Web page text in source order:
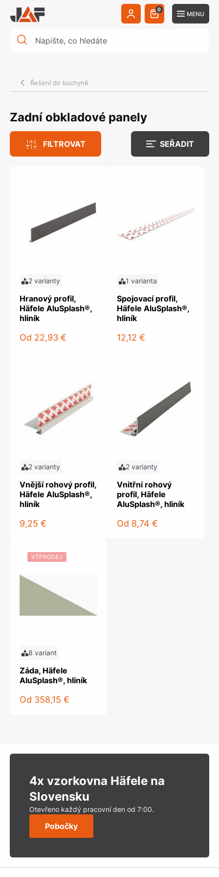
0
MENU
Řešení do kuchyně
Zadní obkladové panely
FILTROVAT SEŘADIT
2 varianty
Hranový profil,
Häfele AluSplash®,
hliník
Od 22,93 €
1 varianta
Spojovací profil,
Häfele AluSplash®,
hliník
12,12 €
2 varianty
Vnější rohový profil,
Häfele AluSplash®,
hliník
9,25 €
2 varianty
Vnitřní rohový
profil, Häfele
AluSplash®, hliník
Od 8,74 €
VÝPRODEJ
8 variant
Záda, Häfele
AluSplash®, hliník
Od 358,15 €
4x vzorkovna Häfele na
Slovensku
Otevřeno každý pracovní den od 7:00.
Pobočky